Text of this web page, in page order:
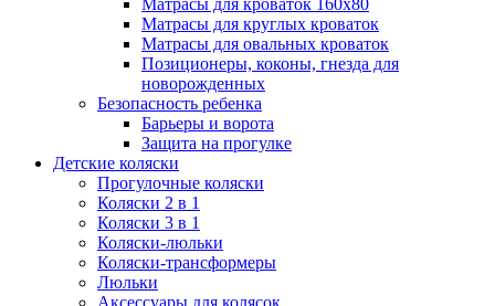
Матрасы для кроваток 160х80
Матрасы для круглых кроваток
Матрасы для овальных кроваток
Позиционеры, коконы, гнезда для
новорожденных
Безопасность ребенка
Барьеры и ворота
Защита на прогулке
Детские коляски
Прогулочные коляски
Коляски 2 в 1
Коляски 3 в 1
Коляски-люльки
Коляски-трансформеры
Люльки
Аксессуары для колясок